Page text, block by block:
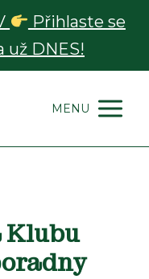
Přihlaste se
už DNES!
MENU
Klubu